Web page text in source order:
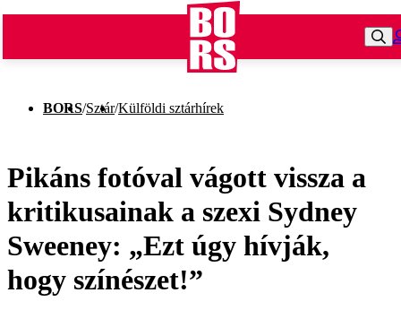
BORS/Sztár/Külföldi sztárhírek
Pikáns fotóval vágott vissza a
kritikusainak a szexi Sydney
Sweeney: „Ezt úgy hívják,
hogy színészet!”